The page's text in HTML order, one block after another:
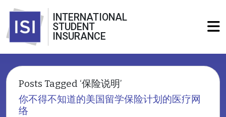
INTERNATIONAL
STUDENT
INSURANCE
Posts Tagged ‘保险说明’
你不得不知道的美国留学保险计划的医疗网
络